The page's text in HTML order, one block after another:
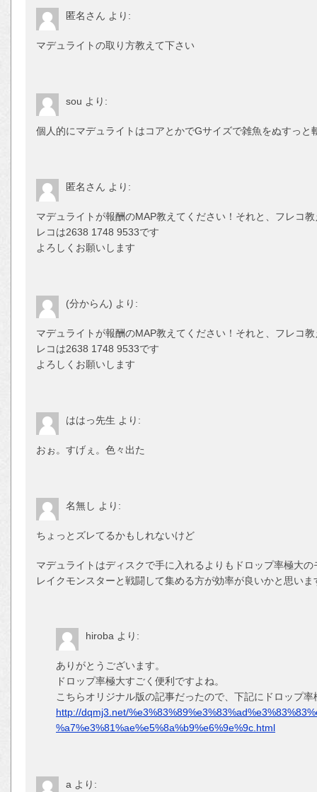
匿名さん より:
マデュライトの取り方教えて下さい
sou より:
個人的にマデュライトはコアとかでGサイズで雑魚をぬすっと
匿名さん より:
マデュライトが報酬のMAP教えてください！それと、フレコ
レコは2638 1748 9533です
よろしくお願いします
(分からん) より:
マデュライトが報酬のMAP教えてください！それと、フレコ
レコは2638 1748 9533です
よろしくお願いします
ははっ先生 より:
おぉ。すげぇ。色々出た
名無し より:
ちょっとズレてるかもしれないけど
マデュライトはディスクで手に入れるよりもドロップ率極大
レイクモンスターと戦闘して集める方が効率が良いかと思いま
hiroba より:
ありがとうございます。
ドロップ率極大すごく便利ですよね。
こちらオリジナル版の記事だったので、下記にドロップ
http://dqmj3.net/
%a7%e3%81%ae%e5%8a%b9%e6%9e%9c.html
a より: